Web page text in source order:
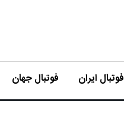
فوتبال ایران فوتبال جهان